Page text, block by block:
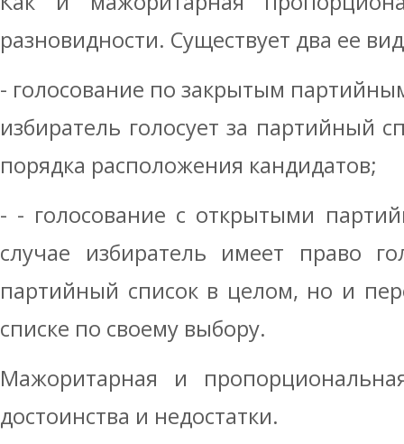
разновидности. Существует два ее
- голосование по закрытым
избиратель голосует за партийный
порядка расположения кандидатов;
- - голосование с открытыми
случае избиратель имеет право
партийный список в целом, но и
списке по своему выбору.
Мажоритарная и
достоинства и недостатки.